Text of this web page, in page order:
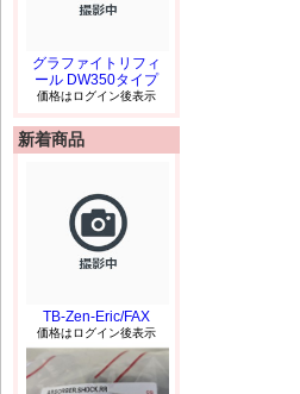
グラファイトリフィ
ール DW350タイプ
価格はログイン後表示
新着商品
TB-Zen-Eric/FAX
価格はログイン後表示